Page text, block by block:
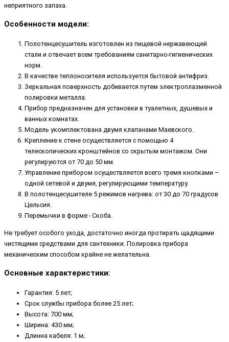
неприятного запаха.
Особенности модели:
Полотенцесушитель изготовлен из пищевой нержавеющей
стали и отвечает всем требованиям санитарно-гигиенических
норм.
В качестве теплоносителя используется бытовой антифриз.
Зеркальная поверхность добивается путем электроплазменной
полировки металла.
Прибор предназначен для установки в туалетных, душевых и
ванных комнатах.
Модель укомплектована двумя клапанами Маевского.
Крепление к стене осуществляется с помощью 4
телескопических кронштейнов со скрытым монтажом. Они
регулируются от 70 до 50 мм.
Управление прибором осуществляется всего тремя кнопками –
одной сетевой и двумя, регулирующими температуру.
В полотенцесушителе 5 режимов нагрева: от 30 до 70 градусов
Цельсия.
Перемычки в форме - Скоба.
Не требует особого ухода, достаточно иногда протирать щадящими
чистящими средствами для сантехники. Полировка прибора
механическим способом крайне не желательна.
Основные характеристики:
Гарантия: 5 лет;
Срок службы прибора более 25 лет;
Высота: 700 мм;
Ширина: 430 мм;
Длинна кабеля: 1 м;